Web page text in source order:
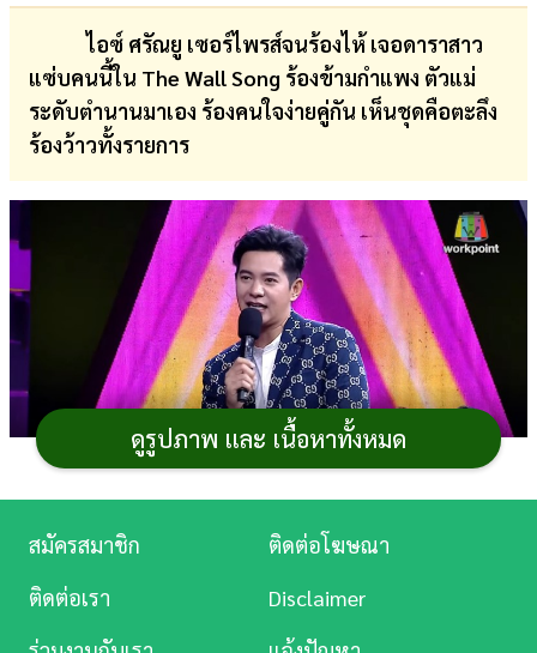
ไอซ์ ศรัณยู เซอร์ไพรส์จนร้องไห้ เจอดาราสาว
แซ่บคนนี้ใน The Wall Song ร้องข้ามกำแพง ตัวแม่
ระดับตำนานมาเอง ร้องคนใจง่ายคู่กัน เห็นชุดคือตะลึง
ร้องว้าวทั้งรายการ
ดูรูปภาพ และ เนื้อหาทั้งหมด
บอล
สด
การ
บันเทิง
หนัง
สมัครสมาชิก
ติดต่อโฆษณา
ติดต่อเรา
Disclaimer